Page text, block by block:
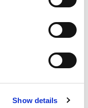
Show details
一级方程式赛车的性能极